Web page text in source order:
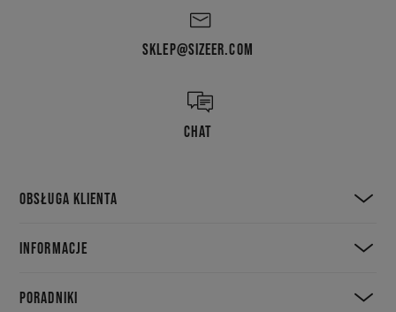
SKLEP@SIZEER.COM
CHAT
OBSŁUGA KLIENTA
INFORMACJE
PORADNIKI